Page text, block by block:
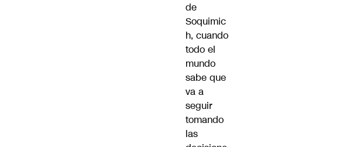
de
Soquimic
h, cuando
todo el
mundo
sabe que
va a
seguir
tomando
las